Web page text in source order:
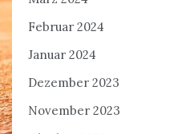
Februar 2024
Januar 2024
Dezember 2023
November 2023